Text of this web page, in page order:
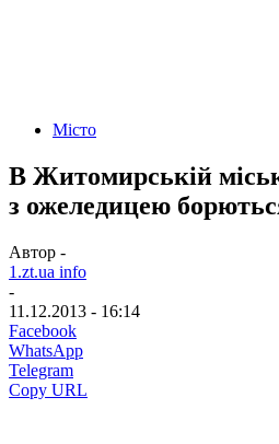
Місто
В Житомирській
з ожеледицею
Автор -
1.zt.ua info
-
11.12.2013 - 16:14
Facebook
WhatsApp
Telegram
Copy URL